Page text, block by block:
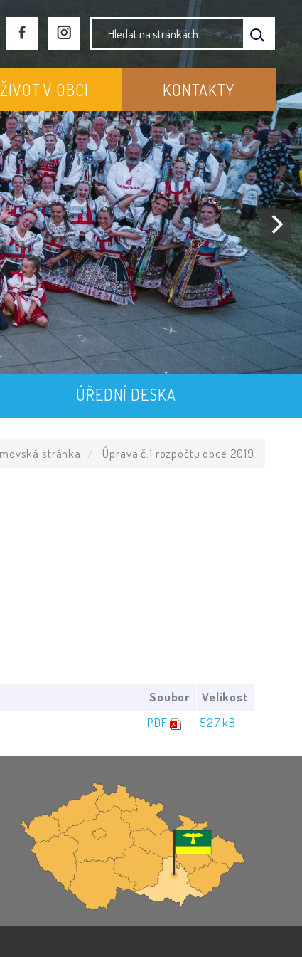
ŽIVOT V OBCI KONTAKTY
ÚŘEDNÍ DESKA
stránka Úprava č.1 rozpočtu obce 2019
Soubor
Velikost
PDF 527 kB